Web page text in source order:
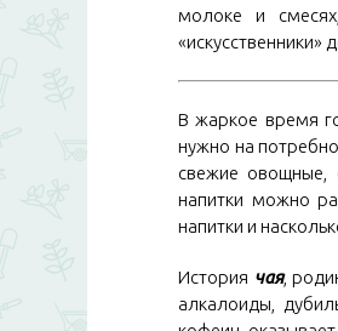
молоке и
В жаркое время
нужно на
свежие овощные,
напитки можно
напитки и
История чая,
алкалоиды,